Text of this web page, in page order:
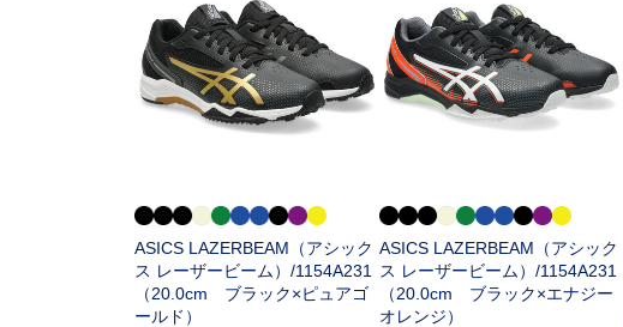
ASICS LAZERBEAM（アシック
ス レーザービーム）/1154A231
（20.0cm ブラック×ピュアゴ
ールド）
ASICS LAZERBEAM（アシック
ス レーザービーム）/1154A231
（20.0cm ブラック×エナジー
オレンジ）